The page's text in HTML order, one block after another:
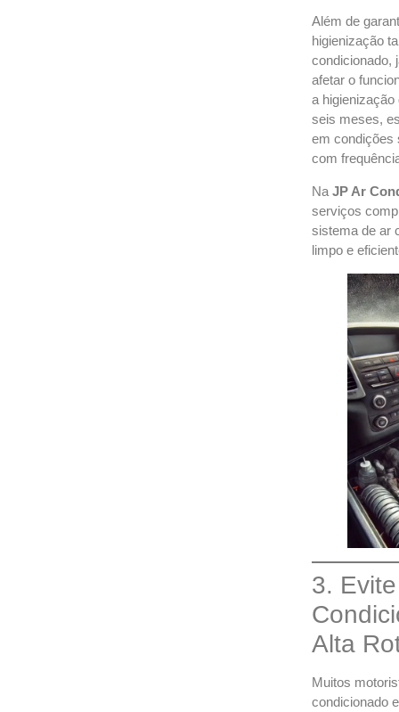
Além de
higienização
condicionado,
afetar o
a
seis meses,
em condições
com
Na JP Ar
serviços
sistema de ar
limpo e
3.
Alta
Muitos
condicionado